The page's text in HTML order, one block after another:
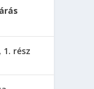
1. rész